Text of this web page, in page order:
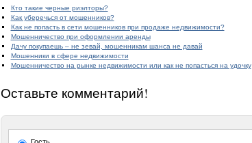
Кто такие черные риэлторы?
Как уберечься от мошенников?
Как не попасть в сети мошенников при продаже недвижимости?
Мошенничество при оформлении аренды
Дачу покупаешь – не зевай, мошенникам шанса не давай
Мошенники в сфере недвижимости
Мошенничество на рынке недвижимости или как не попасться на удочку
Оставьте комментарий!